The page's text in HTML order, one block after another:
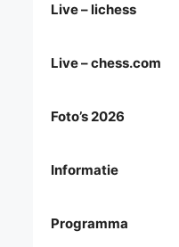
Live – lichess
Live – chess.com
Foto’s 2026
Informatie
Programma